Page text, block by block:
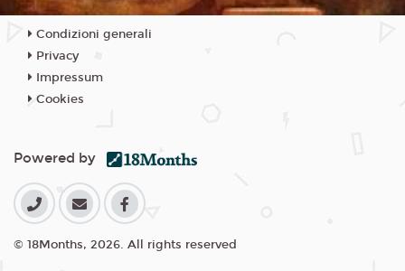
Condizioni generali
Privacy
Impressum
Cookies
Powered by
© 18Months, 2026. All rights reserved